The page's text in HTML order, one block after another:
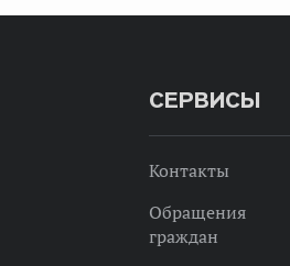
СЕРВИСЫ
Контакты
Обращения
граждан